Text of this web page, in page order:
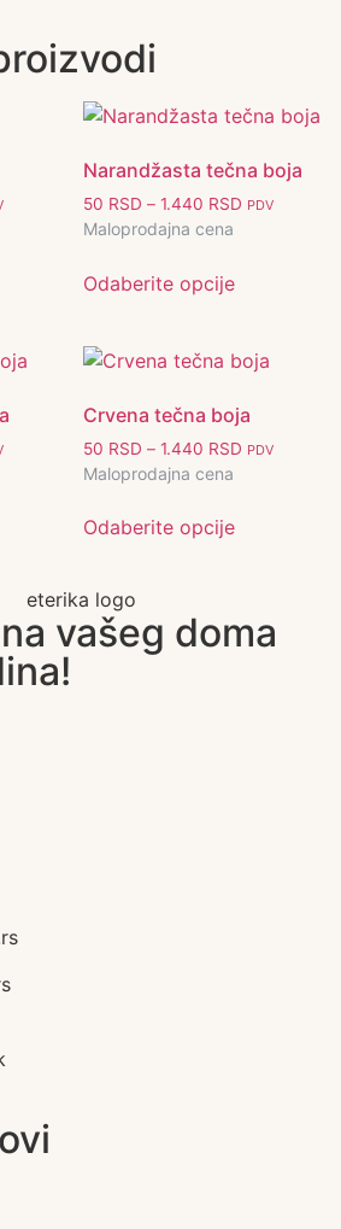
Narandžasta tečna boja
50 RSD – 1.440 RSD PDV
Maloprodajna cena
Odaberite opcije
Crvena tečna boja
50 RSD – 1.440 RSD PDV
Maloprodajna cena
Odaberite opcije
vašeg doma